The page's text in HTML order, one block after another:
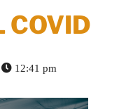
COVID
12:41 pm